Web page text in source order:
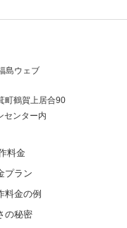
町鶴賀上居合90
センター内
料金
プラン
料金の例
の秘密